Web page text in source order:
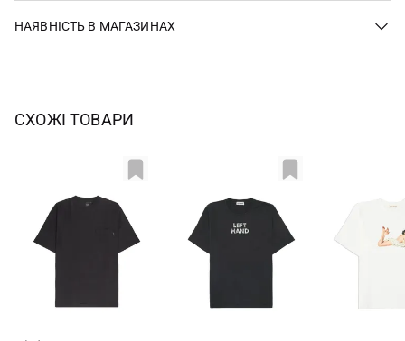
НАЯВНІСТЬ В МАГАЗИНАХ
СХОЖІ ТОВАРИ